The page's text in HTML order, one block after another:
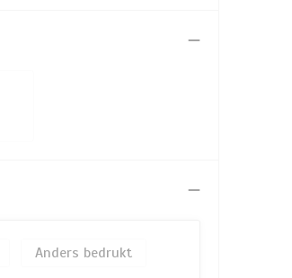
Anders bedrukt